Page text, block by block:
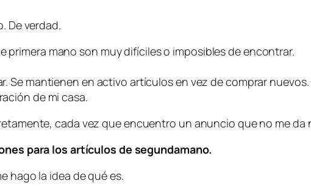
De verdad.
primera mano son muy difíciles o imposibles de encontrar.
Se mantienen en activo artículos en vez de comprar nuevos.
de mi casa.
cada vez que encuentro un anuncio que no me da
para los artículos de segundamano.
hago la idea de qué es.